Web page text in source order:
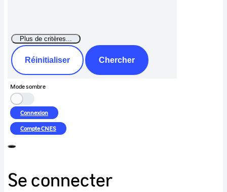
Réinitialiser Chercher
Mode sombre
Connexion
CompteCNES
Se connecter